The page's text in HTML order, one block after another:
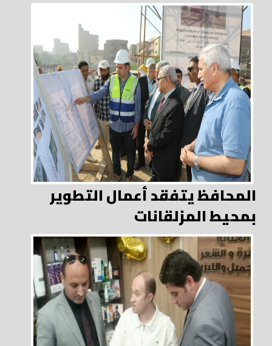
المحافظ يتفقد أعمال التطوير
بمحيط المزلقانات